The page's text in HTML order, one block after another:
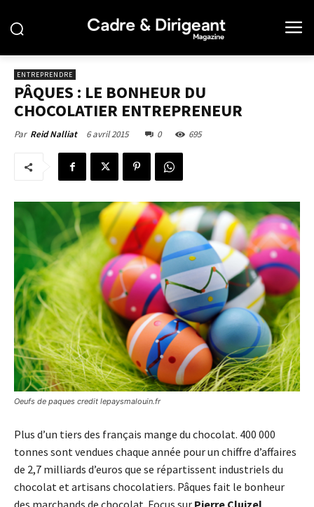
ENTREPRENDRE
PÂQUES : LE BONHEUR DU
CHOCOLATIER ENTREPRENEUR
Par Reid Nalliat 6 avril 2015 0 695
Oeufs de paques credit lepaysmalouin.fr
Plus d’un tiers des français mange du chocolat. 400 000
tonnes sont vendues chaque année pour un chiffre d’affaires
de 2,7 milliards d’euros que se répartissent industriels du
chocolat et artisans chocolatiers. Pâques fait le bonheur
des marchands de chocolat. Focus sur Pierre Cluizel,